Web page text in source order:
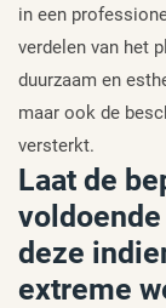
in een
verdelen van het
duurzaam en
maar ook de
versterkt.
Laat de
deze
extreme